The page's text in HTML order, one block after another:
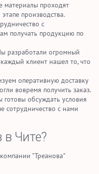
материалы проходят
производства.
с
получать продукцию по
разработали огромный
клиент нашел то, что
оперативную доставку
вовремя получить заказ.
обсуждать условия
сотрудничество с нами
Чите?
"Треанова"